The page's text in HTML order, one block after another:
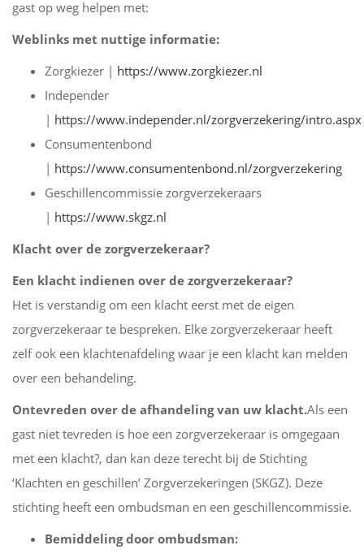
gast op weg helpen met:
Weblinks met nuttige informatie:
Zorgkiezer | https://www.zorgkiezer.nl
Independer
| https://www.independer.nl/zorgverzekering/intro.aspx
Consumentenbond
| https://www.consumentenbond.nl/zorgverzekering
Geschillencommissie zorgverzekeraars
| https://www.skgz.nl
Klacht over de zorgverzekeraar?
Een klacht indienen over de zorgverzekeraar?
Het is verstandig om een klacht eerst met de eigen
zorgverzekeraar te bespreken. Elke zorgverzekeraar heeft
zelf ook een klachtenafdeling waar je een klacht kan melden
over een behandeling.
Ontevreden over de afhandeling van uw klacht.Als een
gast niet tevreden is hoe een zorgverzekeraar is omgegaan
met een klacht?, dan kan deze terecht bij de Stichting
‘Klachten en geschillen’ Zorgverzekeringen (SKGZ). Deze
stichting heeft een ombudsman en een geschillencommissie.
Bemiddeling door ombudsman: